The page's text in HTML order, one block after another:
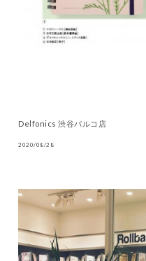
Delfonics 渋谷パルコ店
2020/08/28